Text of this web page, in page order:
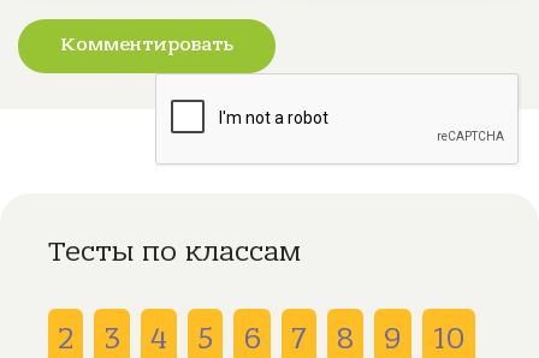
Комментировать
Тесты по классам
2 3 4 5 6 7 8 9
10